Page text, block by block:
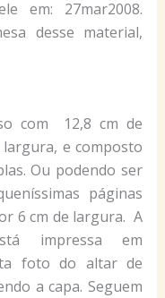
em: 27mar2008.
desse material,
com 12,8 cm de
e composto
Ou podendo ser
páginas
6 cm de largura. A
impressa em
foto do altar de
a capa. Seguem